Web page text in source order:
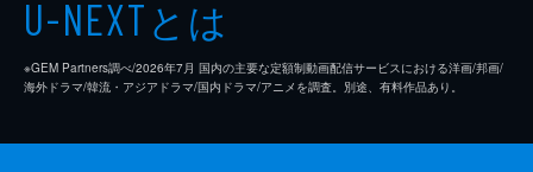
U-NEXTとは
※GEM Partners調べ/2026年7⽉ 国内の主要な定額制動画配信サービスにおける洋画/邦画/
海外ドラマ/韓流・アジアドラマ/国内ドラマ/アニメを調査。別途、有料作品あり。